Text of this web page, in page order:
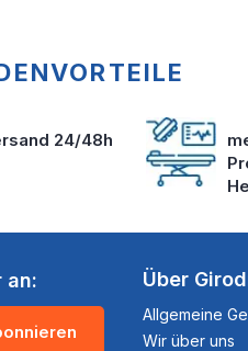
24/48h
an: Über
Allgemeine
Wir über uns